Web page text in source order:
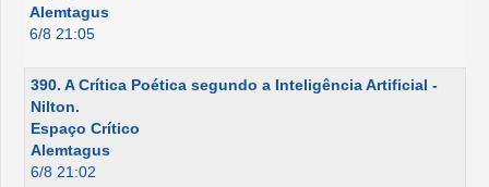
Alemtagus
6/8 21:05
390. A Crítica Poética segundo a Inteligência Artificial -
Nilton.
Espaço Crítico
Alemtagus
6/8 21:02